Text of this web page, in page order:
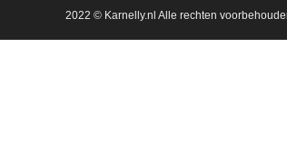
2022 © Karnelly.nl Alle rechten